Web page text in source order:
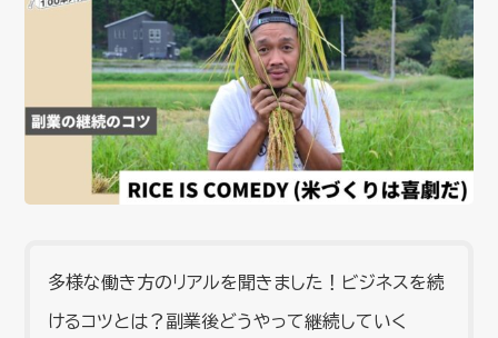
多様な働き方のリアルを聞きました！ビジネスを続
けるコツとは？副業後どうやって継続していく